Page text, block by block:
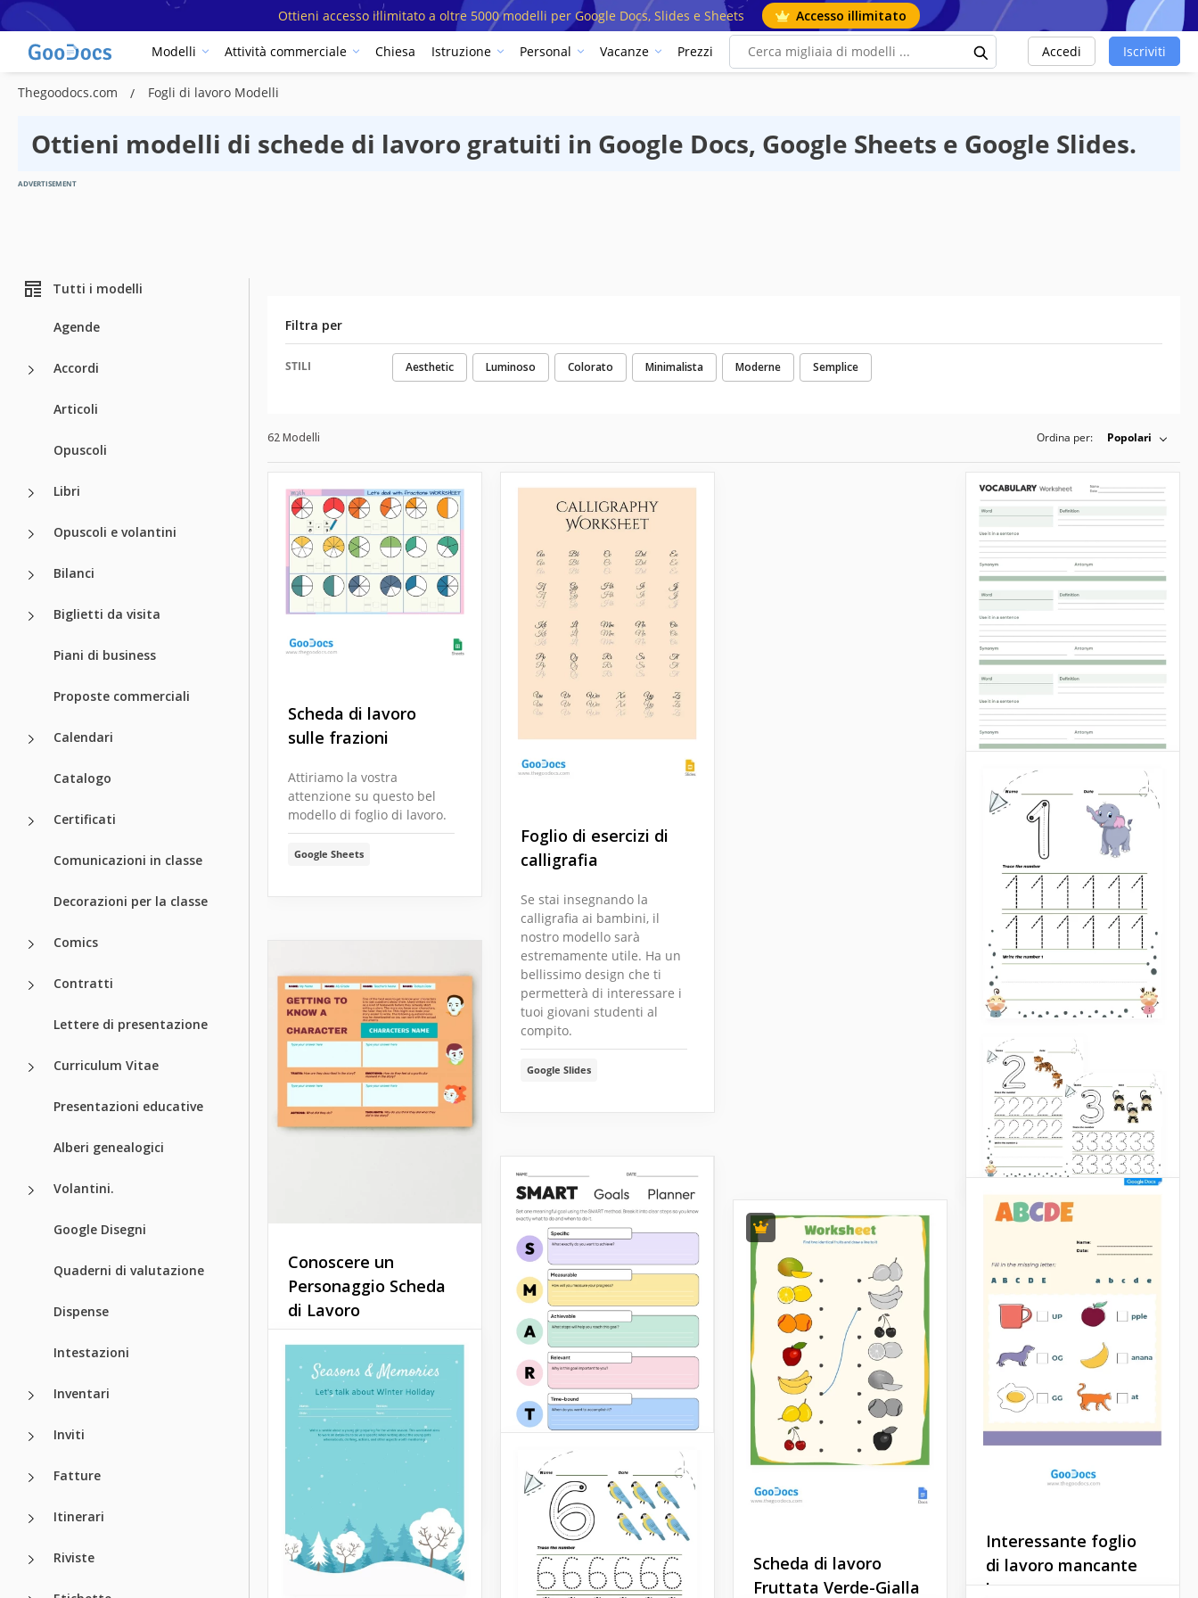
Ottieni accesso illimitato a oltre 5000 modelli per Google Docs, Slides e Sheets Accesso illimitato
Modelli Attività commerciale Chiesa Istruzione Personal Vacanze Prezzi Accedi Iscriviti
Thegoodocs.com Fogli di lavoro Modelli
Ottieni modelli di schede di lavoro gratuiti in Google Docs, Google Sheets e Google Slides.
ADVERTISEMENT
Tutti i modelli
Agende
Accordi
Articoli
Opuscoli
Libri
Opuscoli e volantini
Bilanci
Biglietti da visita
Piani di business
Proposte commerciali
Calendari
Catalogo
Certificati
Comunicazioni in classe
Decorazioni per la classe
Comics
Contratti
Lettere di presentazione
Curriculum Vitae
Presentazioni educative
Alberi genealogici
Volantini.
Google Disegni
Quaderni di valutazione
Dispense
Intestazioni
Inventari
Inviti
Fatture
Itinerari
Riviste
Filtra per
STILI Aesthetic Luminoso Colorato Minimalista Moderne Semplice
62 Modelli Ordina per: Popolari
Scheda di lavoro
sulle frazioni
Attiriamo la vostra
attenzione su questo bel
modello di foglio di lavoro.
Google Sheets
Foglio di esercizi di
calligrafia
Se stai insegnando la
calligrafia ai bambini, il
nostro modello sarà
estremamente utile. Ha un
bellissimo design che ti
permetterà di interessare i
tuoi giovani studenti al
compito.
Google Slides
Modello di scheda di
lavoro sul
vocabolario degli
studenti
Conoscere un
Personaggio Scheda
di Lavoro
Durante la discussione di
film o libri, spesso è
necessario descrivere un
personaggio. Tale compito
viene spesso proposto agli
esami.
Scheda di lavoro
Fruttata Verde-Gialla
tracciamento.
Interessante foglio
di lavoro mancante
lettera.